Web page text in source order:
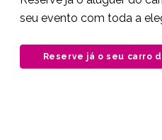
seu evento com toda a
Reserve já o seu carro